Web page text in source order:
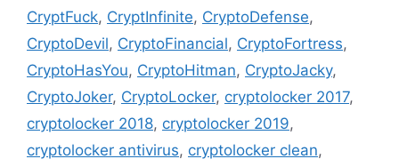
CryptFuck, CryptInfinite, CryptoDefense,
CryptoDevil, CryptoFinancial, CryptoFortress,
CryptoHasYou, CryptoHitman, CryptoJacky,
CryptoJoker, CryptoLocker, cryptolocker 2017,
cryptolocker 2018, cryptolocker 2019,
cryptolocker antivirus, cryptolocker clean,